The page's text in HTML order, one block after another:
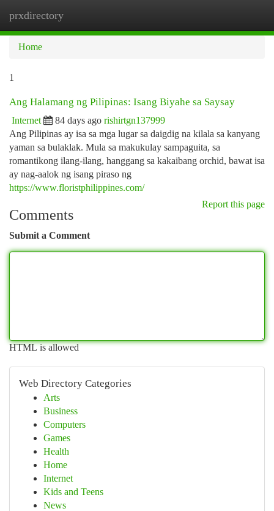
prxdirectory
Home
1
Ang Halamang ng Pilipinas: Isang Biyahe sa Saysay
Internet 84 days ago rishirtgn137999
Ang Pilipinas ay isa sa mga lugar sa daigdig na kilala sa kanyang
yaman sa bulaklak. Mula sa makukulay sampaguita, sa
romantikong ilang-ilang, hanggang sa kakaibang orchid, bawat isa
ay nag-aalok ng isang piraso ng
https://www.floristphilippines.com/
Report this page
Comments
Submit a Comment
HTML is allowed
Web Directory Categories
Arts
Business
Computers
Games
Health
Home
Internet
Kids and Teens
News